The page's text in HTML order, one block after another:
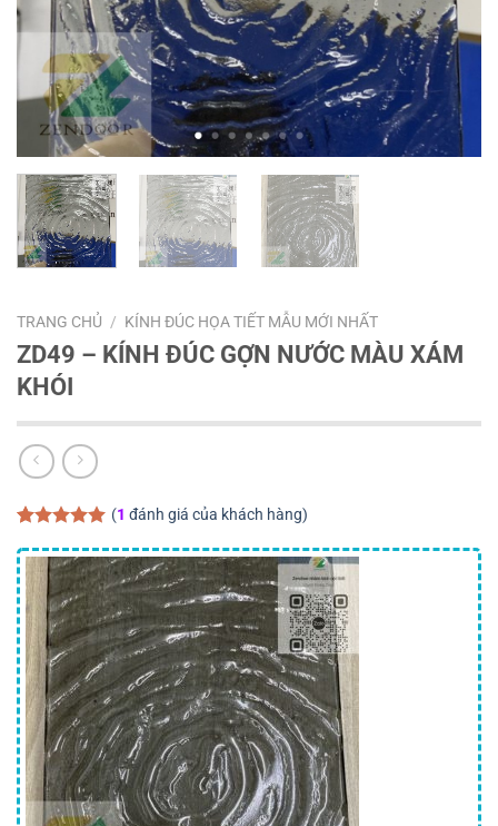
TRANG CHỦ / KÍNH ĐÚC HỌA TIẾT MẪU MỚI NHẤT
ZD49 – KÍNH ĐÚC GỢN NƯỚC MÀU XÁM
KHÓI
dựa trên
đánh giá
(1 đánh giá của khách hàng)